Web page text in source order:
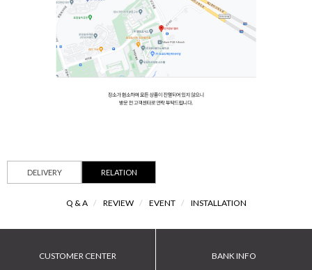
DELIVERY RELATION
Q & A / REVIEW / EVENT / INSTALLATION
CUSTOMER CENTER BANK INFO